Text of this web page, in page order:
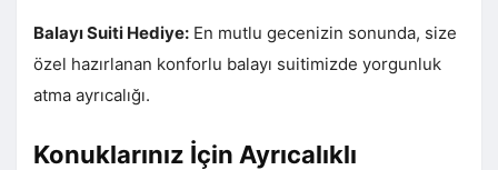
Balayı Suiti Hediye: En mutlu gecenizin sonunda, size
özel hazırlanan konforlu balayı suitimizde yorgunluk
atma ayrıcalığı.
Konuklarınız İçin Ayrıcalıklı